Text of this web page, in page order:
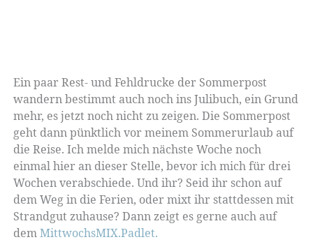
Ein paar Rest- und Fehldrucke der Sommerpost
wandern bestimmt auch noch ins Julibuch, ein Grund
mehr, es jetzt noch nicht zu zeigen. Die Sommerpost
geht dann pünktlich vor meinem Sommerurlaub auf
die Reise. Ich melde mich nächste Woche noch
einmal hier an dieser Stelle, bevor ich mich für drei
Wochen verabschiede. Und ihr? Seid ihr schon auf
dem Weg in die Ferien, oder mixt ihr stattdessen mit
Strandgut zuhause? Dann zeigt es gerne auch auf
demMittwochsMIX.Padlet.